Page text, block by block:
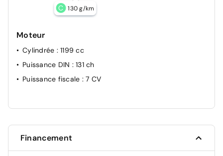
C 130 g/km
Moteur
Cylindrée : 1199 cc
Puissance DIN : 131 ch
Puissance fiscale : 7 CV
Financement